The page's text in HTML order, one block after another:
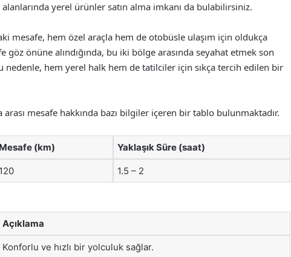
yerel ürünler satın alma imkanı da bulabilirsiniz.
mesafe, hem özel araçla hem de otobüsle ulaşım için oldukça
göz önüne alındığında, bu iki bölge arasında seyahat etmek son
nedenle, hem yerel halk hem de tatilciler için sıkça tercih edilen bir
arası mesafe hakkında bazı bilgiler içeren bir tablo bulunmaktadır.
Mesafe (km) Yaklaşık Süre (saat)
120 1.5 – 2
Açıklama
Konforlu ve hızlı bir yolculuk sağlar.